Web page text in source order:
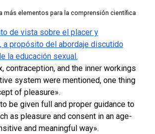
más elementos para la comprensión científica
de vista sobre el placer y
a propósito del abordaje discutido
la educación sexual.
contraception, and the inner workings
system were mentioned, one thing
of pleasure».
be given full and proper guidance to
as pleasure and consent in an age-
and meaningful way».